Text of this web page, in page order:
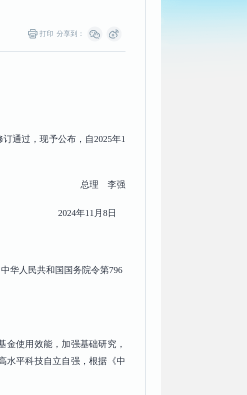
打印 分享到：
通过，现予公布，自2025年1
总理 李强
2024年11月8日
华人民共和国国务院令第796
使用效能，加强基础研究，
水平科技自立自强，根据《中